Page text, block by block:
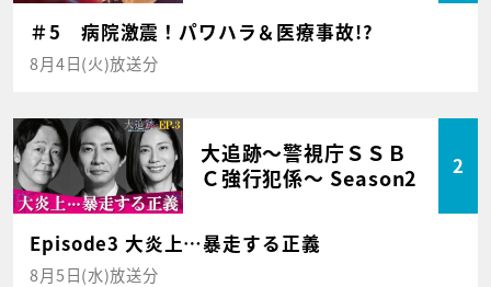
＃5 病院激震！パワハラ＆医療事故!?
8月4日(火)放送分
大追跡～警視庁ＳＳＢ
Ｃ強行犯係～ Season2
2
Episode3 大炎上…暴走する正義
8月5日(水)放送分